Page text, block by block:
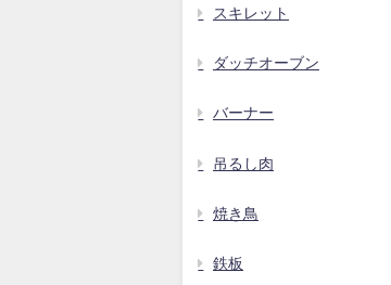
スキレット
ダッチオーブン
バーナー
吊るし肉
焼き鳥
鉄板